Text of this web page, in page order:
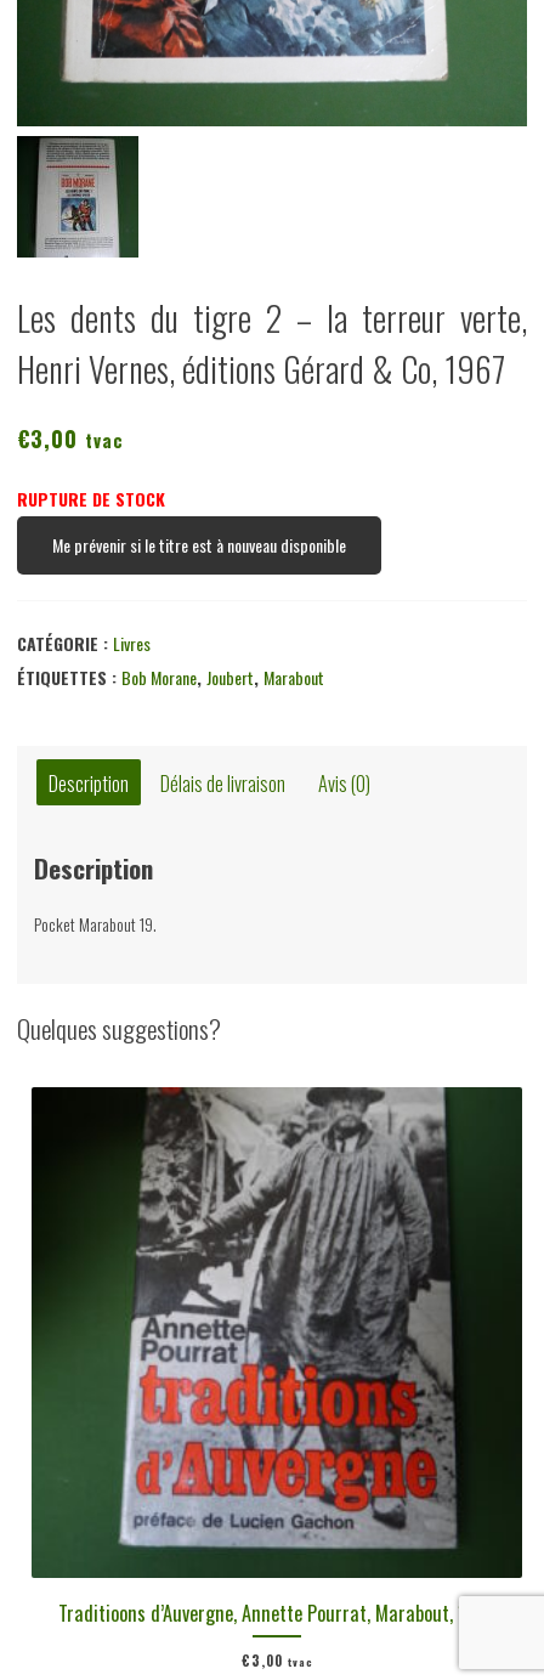
Les dents du tigre 2 – la terreur verte,
Henri Vernes, éditions Gérard & Co, 1967
€3,00 tvac
RUPTURE DE STOCK
Me prévenir si le titre est à nouveau disponible
CATÉGORIE : Livres
ÉTIQUETTES : Bob Morane,Joubert, Marabout
Description Délais de livraison Avis (0)
Description
Pocket Marabout 19.
Quelques suggestions?
Traditioons d’Auvergne, Annette Pourrat, Marabout, 1976
€3,00 tvac